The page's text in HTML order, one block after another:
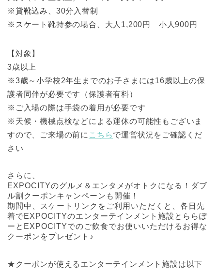
※貸靴込み、30分入替制
※スケート靴持参の場合、大人1,200円 小人900円
【対象】
3歳以上
※3歳～小学校2年生までのお子さまには16歳以上の保
護者同伴が必要です（保護者有料）
※ご入場の際は手袋の着用が必要です
※天候・機械点検などによる運休の可能性もございま
すので、ご来場の前に こちらで運営状況をご確認くだ
さい
さらに、
EXPOCITYのグルメ＆エンタメがオトクになる！ダブ
ル割クーポンキャンペーンも開催！
期間中、スケートリンクをご利用いただくと、各日先
着でEXPOCITYのエンターテインメント施設とららぽ
ーとEXPOCITYでのご飲食でお使いいただけるお得な
クーポンをプレゼント♪
★クーポンが使えるエンターテインメント施設は以下